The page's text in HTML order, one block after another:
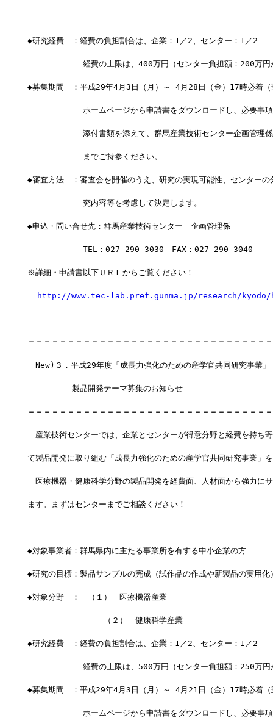
◆研究経費　：経費の負担割合は、企業：1／2、センター：1／2
経費の上限は、400万円（センター負担額：200万円
◆募集期間　：平成29年4月3日（月）～ 4月28日（金）17時必着（
ホームページから申請書をダウンロードし、必要事項
添付書類を添えて、群馬産業技術センター企画管理係
までご持参ください。
◆審査方法　：審査会を開催のうえ、研究の実現可能性、センターの
究内容等を考慮して決定します。
◆申込・問い合せ先：群馬産業技術センター　企画管理係
TEL：027-290-3030　FAX：027-290-3040
※詳細・申請書以下ＵＲＬからご覧ください！
http://www.tec-lab.pref.gunma.jp/research/kyodo/
＝＝＝＝＝＝＝＝＝＝＝＝＝＝＝＝＝＝＝＝＝＝＝＝＝＝＝＝＝＝
New)３．平成29年度「成長力強化のための産学官共同研究事業」
製品開発テーマ募集のお知らせ
＝＝＝＝＝＝＝＝＝＝＝＝＝＝＝＝＝＝＝＝＝＝＝＝＝＝＝＝＝＝
産業技術センターでは、企業とセンターが得意分野と経費を持ち
て製品開発に取り組む「成長力強化のための産学官共同研究事業」
医療機器・健康科学分野の製品開発を経費面、人材面から強力に
ます。まずはセンターまでご相談ください！
◆対象事業者：群馬県内に主たる事業所を有する中小企業の方
◆研究の目標：製品サンプルの完成（試作品の作成や新製品の実用化
◆対象分野　：　（１）　医療機器産業
              　（２）　健康科学産業
◆研究経費　：経費の負担割合は、企業：1／2、センター：1／2
経費の上限は、500万円（センター負担額：250万円
◆募集期間　：平成29年4月3日（月）～ 4月21日（金）17時必着（
ホームページから申請書をダウンロードし、必要事項